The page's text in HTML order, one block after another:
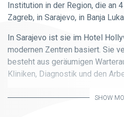
Institution in der Region, die an
Zagreb, in Sarajevo, in Banja
In Sarajevo ist sie im Hotel
modernen Zentren basiert. Sie
besteht aus geräumigen
Kliniken, Diagnostik und den
SHOW